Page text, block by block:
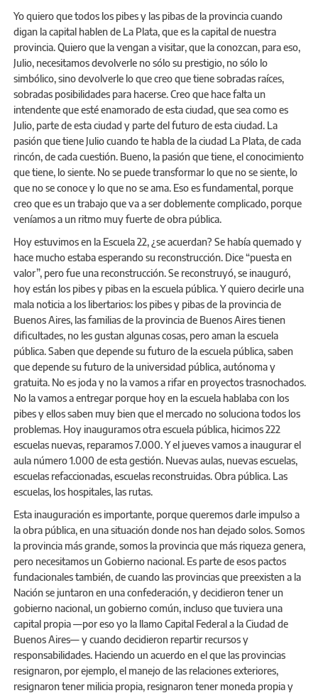
Yo quiero que todos los pibes y las pibas de la provincia cuando
digan la capital hablen de La Plata, que es la capital de nuestra
provincia. Quiero que la vengan a visitar, que la conozcan, para eso,
Julio, necesitamos devolverle no sólo su prestigio, no sólo lo
simbólico, sino devolverle lo que creo que tiene sobradas raíces,
sobradas posibilidades para hacerse. Creo que hace falta un
intendente que esté enamorado de esta ciudad, que sea como es
Julio, parte de esta ciudad y parte del futuro de esta ciudad. La
pasión que tiene Julio cuando te habla de la ciudad La Plata, de cada
rincón, de cada cuestión. Bueno, la pasión que tiene, el conocimiento
que tiene, lo siente. No se puede transformar lo que no se siente, lo
que no se conoce y lo que no se ama. Eso es fundamental, porque
creo que es un trabajo que va a ser doblemente complicado, porque
veníamos a un ritmo muy fuerte de obra pública.
Hoy estuvimos en la Escuela 22, ¿se acuerdan? Se había quemado y
hace mucho estaba esperando su reconstrucción. Dice “puesta en
valor”, pero fue una reconstrucción. Se reconstruyó, se inauguró,
hoy están los pibes y pibas en la escuela pública. Y quiero decirle una
mala noticia a los libertarios: los pibes y pibas de la provincia de
Buenos Aires, las familias de la provincia de Buenos Aires tienen
dificultades, no les gustan algunas cosas, pero aman la escuela
pública. Saben que depende su futuro de la escuela pública, saben
que depende su futuro de la universidad pública, autónoma y
gratuita. No es joda y no la vamos a rifar en proyectos trasnochados.
No la vamos a entregar porque hoy en la escuela hablaba con los
pibes y ellos saben muy bien que el mercado no soluciona todos los
problemas. Hoy inauguramos otra escuela pública, hicimos 222
escuelas nuevas, reparamos 7.000. Y el jueves vamos a inaugurar el
aula número 1.000 de esta gestión. Nuevas aulas, nuevas escuelas,
escuelas refaccionadas, escuelas reconstruidas. Obra pública. Las
escuelas, los hospitales, las rutas.
Esta inauguración es importante, porque queremos darle impulso a
la obra pública, en una situación donde nos han dejado solos. Somos
la provincia más grande, somos la provincia que más riqueza genera,
pero necesitamos un Gobierno nacional. Es parte de esos pactos
fundacionales también, de cuando las provincias que preexisten a la
Nación se juntaron en una confederación, y decidieron tener un
gobierno nacional, un gobierno común, incluso que tuviera una
capital propia —por eso yo la llamo Capital Federal a la Ciudad de
Buenos Aires— y cuando decidieron repartir recursos y
responsabilidades. Haciendo un acuerdo en el que las provincias
resignaron, por ejemplo, el manejo de las relaciones exteriores,
resignaron tener milicia propia, resignaron tener moneda propia y